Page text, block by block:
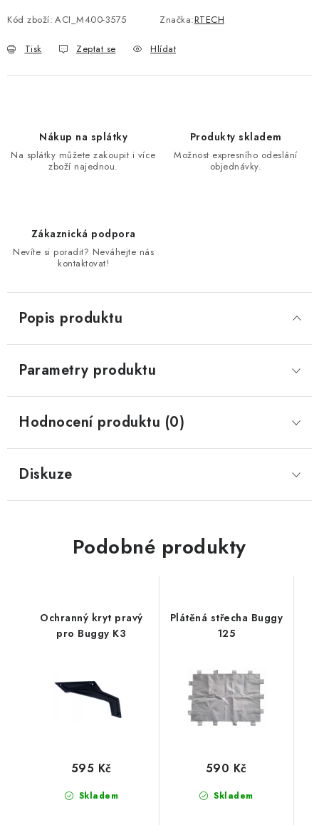
Kód zboží: ACI_M400-3575 Značka:RTECH
Tisk Zeptat se Hlídat
Nákup na splátky
Na splátky můžete zakoupit i více
zboží najednou.
Produkty skladem
Možnost expresního odeslání
objednávky.
Zákaznická podpora
Nevíte si poradit? Neváhejte nás
kontaktovat!
Popis produktu
Parametry produktu
Hodnocení produktu (0)
Diskuze
Podobné produkty
Ochranný kryt pravý
pro Buggy K3
Skladem
595 Kč
Plátěná střecha Buggy
125
Skladem
590 Kč